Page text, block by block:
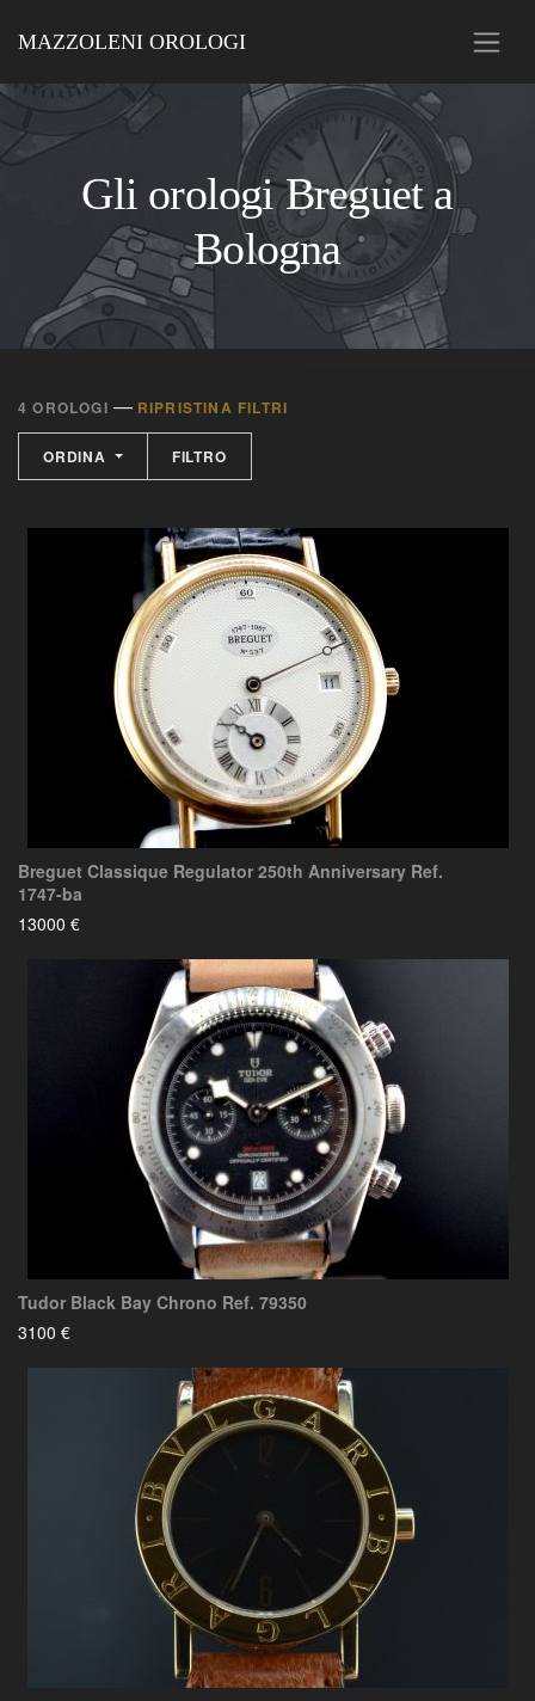
MAZZOLENI OROLOGI
Gli orologi Breguet a
Bologna
4 OROLOGI — RIPRISTINA FILTRI
ORDINA FILTRO
Breguet Classique Regulator 250th Anniversary Ref.
1747-ba
13000 €
Tudor Black Bay Chrono Ref. 79350
3100 €